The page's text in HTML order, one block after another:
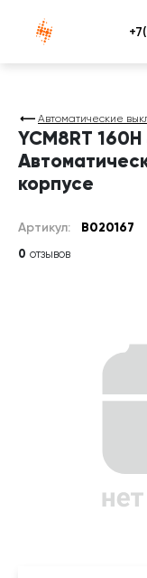
Атлантснаб
Автоматические
YCM8RT
корпусе
Артикул: B020167